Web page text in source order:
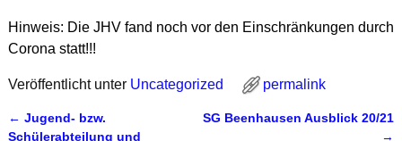
Hinweis: Die JHV fand noch vor den Einschränkungen durch
Corona statt!!!
Veröffentlicht unter Uncategorized permalink
Artikelnavigation
← Jugend- bzw.
Schülerabteilung und
SG Beenhausen Ausblick 20/21
→